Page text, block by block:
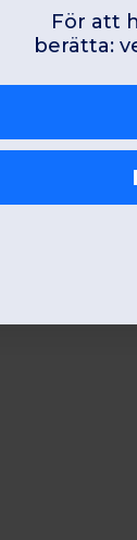
kr
För att
berätta: